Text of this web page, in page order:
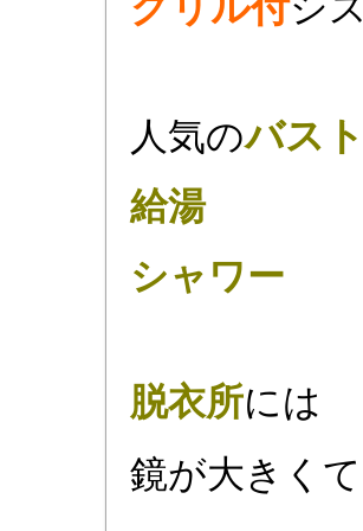
人気のバス
給湯
シャワー
脱衣所には
鏡が大きく